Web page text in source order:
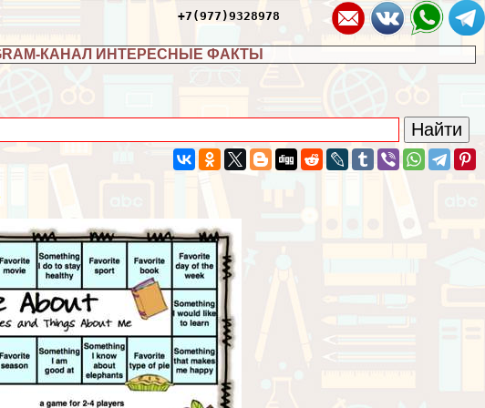
+7(977)9328978
КАНАЛ ИНТЕРЕСНЫЕ ФАКТЫ